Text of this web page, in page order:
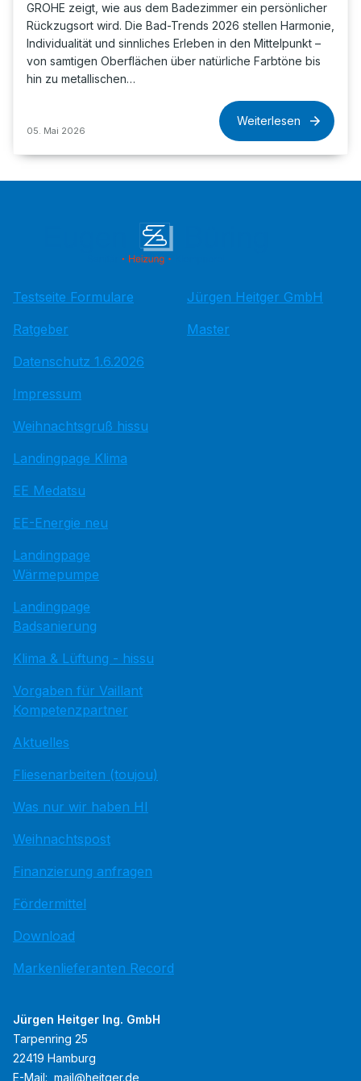
GROHE zeigt, wie aus dem Badezimmer ein persönlicher
Rückzugsort wird. Die Bad-Trends 2026 stellen Harmonie,
Individualität und sinnliches Erleben in den Mittelpunkt –
von samtigen Oberflächen über natürliche Farbtöne bis
hin zu metallischen…
05. Mai 2026
Weiterlesen
Testseite Formulare
Ratgeber
Datenschutz 1.6.2026
Impressum
Weihnachtsgruß hissu
Landingpage Klima
EE Medatsu
EE-Energie neu
Landingpage
Wärmepumpe
Landingpage
Badsanierung
Klima & Lüftung - hissu
Vorgaben für Vaillant
Kompetenzpartner
Aktuelles
Fliesenarbeiten (toujou)
Was nur wir haben HI
Weihnachtspost
Finanzierung anfragen
Fördermittel
Download
Markenlieferanten Record
Jürgen Heitger GmbH
Master
Jürgen Heitger Ing. GmbH
Tarpenring 25
22419 Hamburg
E-Mail: mail@heitger.de